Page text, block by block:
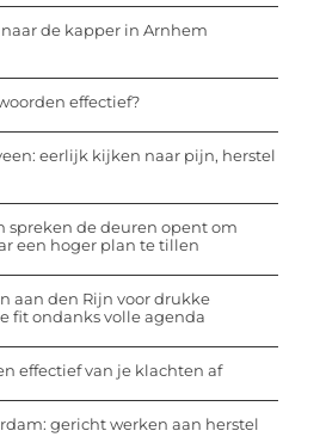
de kapper in Arnhem
effectief?
eerlijk kijken naar pijn, herstel
spreken de deuren opent om
een hoger plan te tillen
aan den Rijn voor drukke
fit ondanks volle agenda
effectief van je klachten af
gericht werken aan herstel